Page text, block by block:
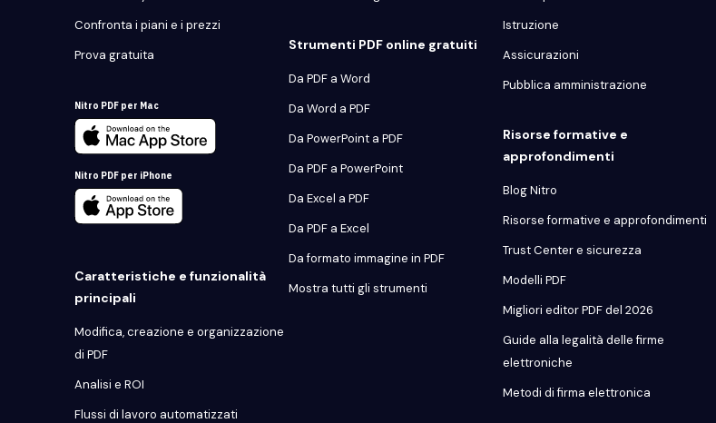
Confronta i piani e i prezzi
Prova gratuita
Nitro PDF per Mac
Nitro PDF per iPhone
Caratteristiche e funzionalità
principali
Modifica, creazione e organizzazione
di PDF
Analisi e ROI
Flussi di lavoro automatizzati
Strumenti PDF online gratuiti
Da PDF a Word
Da Word a PDF
Da PowerPoint a PDF
Da PDF a PowerPoint
Da Excel a PDF
Da PDF a Excel
Da formato immagine in PDF
Mostra tutti gli strumenti
Istruzione
Assicurazioni
Pubblica amministrazione
Risorse formative e
approfondimenti
Blog Nitro
Risorse formative e approfondimenti
Trust Center e sicurezza
Modelli PDF
Migliori editor PDF del 2026
Guide alla legalità delle firme
elettroniche
Metodi di firma elettronica